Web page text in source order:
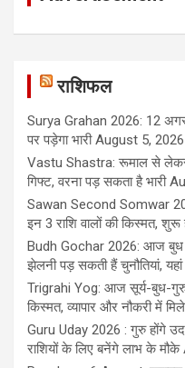
राशिफल
Surya Grahan 2026: 12
पर पड़ेगा भारी August 5, 2026
Vastu Shastra: रूमाल से
गिफ्ट, वरना पड़ सकता है भारी
Sawan Second Somwar
इन 3 राशि वालों की किस्मत,
Budh Gochar 2026: आज बुध
झेलनी पड़ सकती हैं चुनौतियां,
Trigrahi Yog: आज सूर्य-बुध-गुरु
किस्मत, व्यापार और नौकरी में
Guru Uday 2026 : गुरु होंगे
राशियों के लिए बनेंगे लाभ के मौके